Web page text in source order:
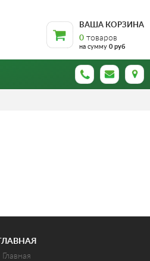
ВАША КОРЗИНА
0 товаров
на сумму 0 руб
ГЛАВНАЯ
Главная